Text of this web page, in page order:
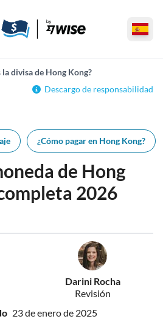
la divisa de Hong Kong?
Descargo de responsabilidad
¿Cómo pagar en Hong Kong?
de Hong
2026
Darini Rocha
Revisión
23 de enero de 2025